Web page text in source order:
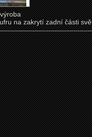
na zakrytí zadní části